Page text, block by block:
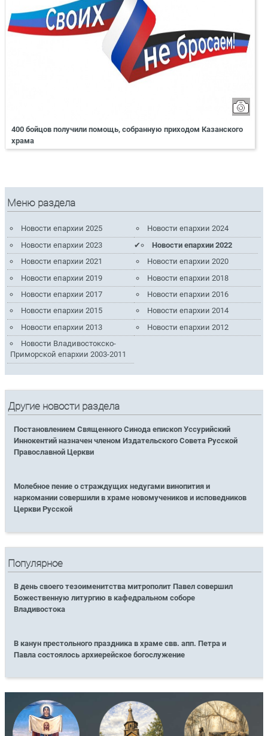
400 бойцов получили помощь, собранную приходом Казанского
храма
Меню раздела
Новости епархии 2025
Новости епархии 2024
Новости епархии 2023
Новости епархии 2022
Новости епархии 2021
Новости епархии 2020
Новости епархии 2019
Новости епархии 2018
Новости епархии 2017
Новости епархии 2016
Новости епархии 2015
Новости епархии 2014
Новости епархии 2013
Новости епархии 2012
Новости Владивостокско-
Приморской епархии 2003-2011
Другие новости раздела
Постановлением Священного Синода епископ Уссурийский
Иннокентий назначен членом Издательского Совета Русской
Православной Церкви
Молебное пение о страждущих недугами винопития и
наркомании совершили в храме новомучеников и исповедников
Церкви Русской
Популярное
В день своего тезоименитства митрополит Павел совершил
Божественную литургию в кафедральном соборе
Владивостока
В канун престольного праздника в храме свв. апп. Петра и
Павла состоялось архиерейское богослужение